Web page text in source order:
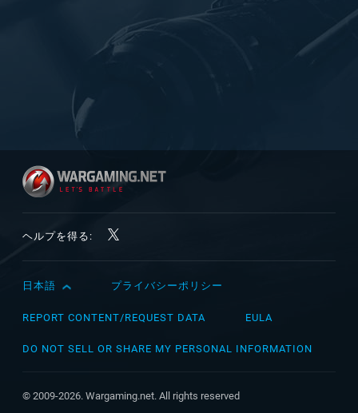
ヘルプを得る:
English
Čeština
Español (México)
日本語 プライバシーポリシー
REPORT CONTENT/REQUEST DATA EULA
DO NOT SELL OR SHARE MY PERSONAL INFORMATION
© 2009-2026. Wargaming.net. All rights reserved